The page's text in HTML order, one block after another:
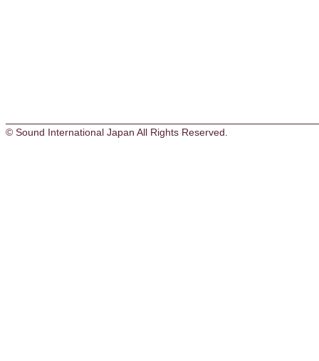
© Sound International Japan All Rights Reserved.